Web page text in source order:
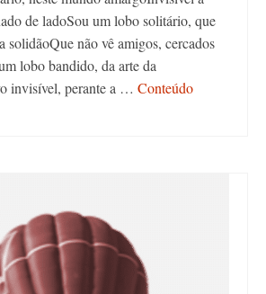
de ladoSou um lobo solitário, que
solidãoQue não vê amigos, cercados
lobo bandido, da arte da
invisível, perante a … Conteúdo